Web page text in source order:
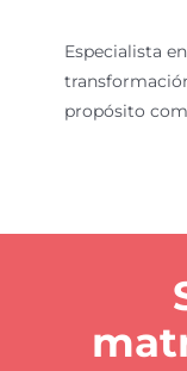
Especialista
propósito